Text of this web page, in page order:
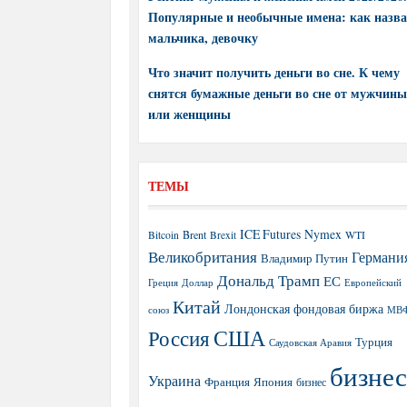
Популярные и необычные имена: как
мальчика, девочку
Что значит получить деньги во сне. К чему
снятся бумажные деньги во сне от мужчины
или женщины
ТЕМЫ
Bitcoin Brent Brexit ICE Futures Nymex WTI
Великобритания Владимир Путин
Греция Доллар Дональд Трамп ЕС Европейский
союз Китай Лондонская фондовая биржа
РоссияСША Саудовская Аравия Турция
Украина Франция Япония бизнес бизнес